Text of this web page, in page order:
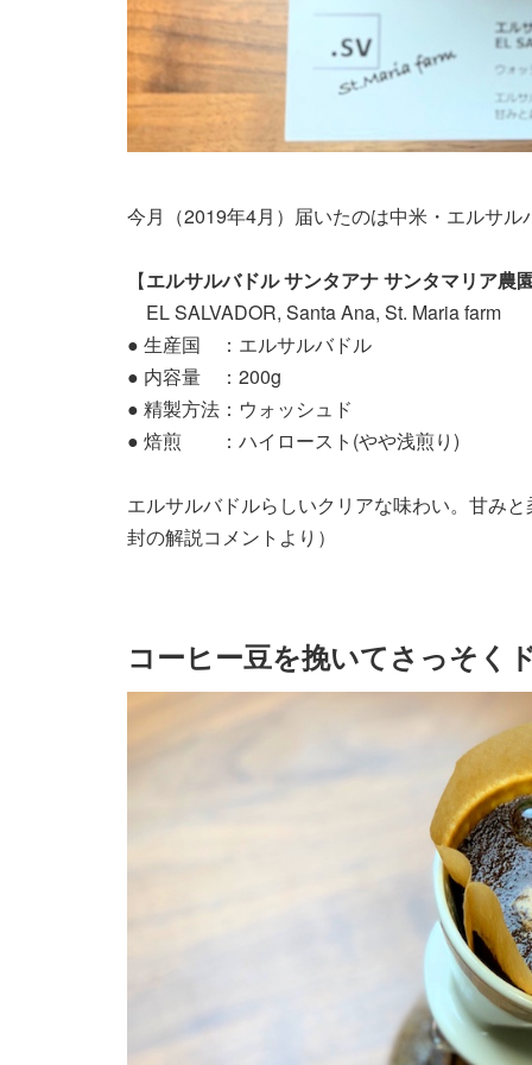
今月（2019年4月）届いたのは中米・エルサ
【エルサルバドル サンタアナ サンタマリア農
EL SALVADOR, Santa Ana, St. Maria farm
● 生産国 ：エルサルバドル
● 内容量 ：200g
● 精製方法：ウォッシュド
● 焙煎 ：ハイロースト(やや浅煎り)
エルサルバドルらしいクリアな味わい。甘み
封の解説コメントより）
コーヒー豆を挽いてさっそく